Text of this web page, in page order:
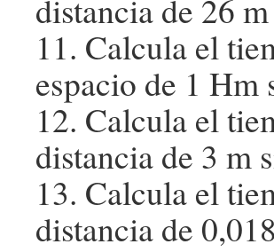
distancia de 26
11. Calcula el
espacio de 1 Hm
12. Calcula el
distancia de 3 m
13. Calcula el
distancia de